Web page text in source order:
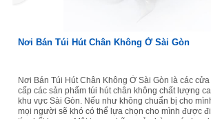
hàng đơn vị cung
cao trên thị trường tại
đầy đủ kiến thức thì
điểm bán sản phẩm uy
không thể bỏ qua tại
Nơi Bán Túi Hút Chân
Nơi Bán Túi Hút Chân
cung cấp các sản phẩm
trường tại khu vực Bình
đủ kiến thức thì mọi
bán sản phẩm uy tín